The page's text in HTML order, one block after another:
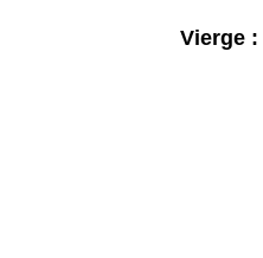
Vierge :